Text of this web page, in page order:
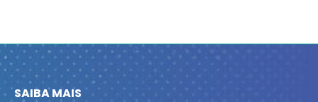
SAIBA MAIS